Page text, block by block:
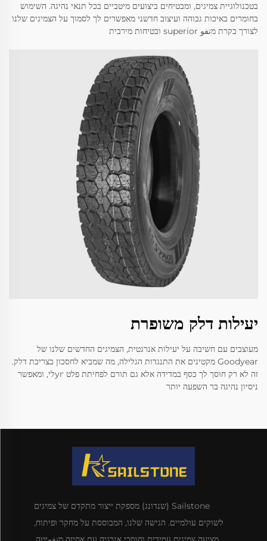
בטכנולוגיית צמיגים, ומבטיחים ביצועים מיטביים בכל תנאי נהיגה. השימוש
בחומרים באיכות גבוהה ועיצוב חדשני מאפשרים לך לסמוך על הצמיגים שלנו
לצורך בקרת מتفو superior ובטיחות מירבית
יעילות דלק משופרת
מעוצבים עם חשיבה על יעילות אנרגטית, הצמיגים החדשים שלנו של
Goodyear מקטינים את התנגדות הגלילה, מה שמביא לחסכון בצריכת דלק.
זה לא רק חוסך לך כסף במדידה אלא גם תורם לפחיתת פלט угלי, ומאפשר
ניסיון נהיגה בר השפעה יותר
Sailstone (שנדונג) מספקת ייצור מתקדם של צמיגים
לשוקים עולמיים. הגישה שלנו, המבוססת על מחקר ופיתוח,